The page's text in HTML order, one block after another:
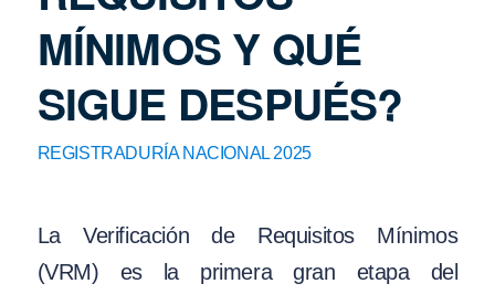
MÍNIMOS Y QUÉ
SIGUE DESPUÉS?
REGISTRADURÍA NACIONAL 2025
La Verificación de Requisitos Mínimos
(VRM) es la primera gran etapa del